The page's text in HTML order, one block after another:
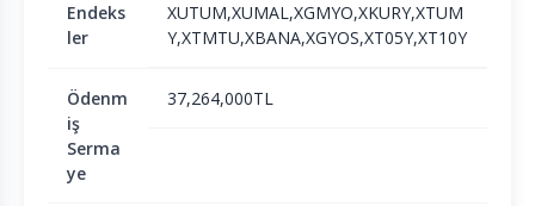
Endeks
ler
XUTUM,XUMAL,XGMYO,XKURY,XTUM
Y,XTMTU,XBANA,XGYOS,XT05Y,XT10Y
Ödenm
iş
Serma
ye
37,264,000TL